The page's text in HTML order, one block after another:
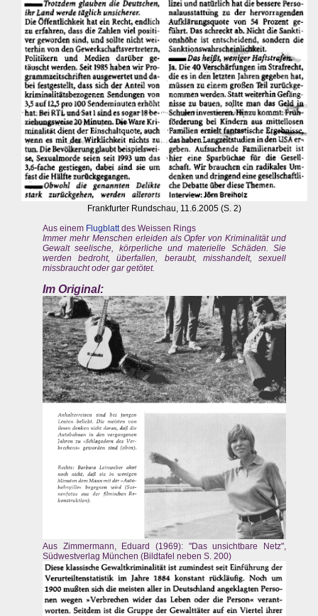
Frankfurter Rundschau, 11.6.2005 (S. 2)
Aus einem Flugblattdes Weissen Rings
Immer mehr Menschen erleiden als Opfer von Kriminalität und
Gewalt seelische, körperliche und materielle Schäden. Sie
werden bedroht, überfallen, beraubt, misshandelt, sexuell
missbraucht oder gar getötet.
Im Original:
Aus Zimmermann, Eduard (1969): "Das unsichtbare Netz",
Südwestverlag München (Bildtafel neben S. 200)